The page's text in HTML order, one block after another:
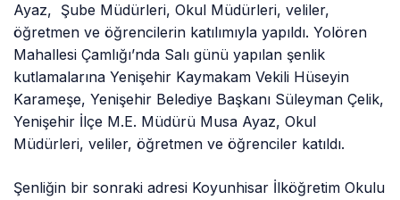
Ayaz, Şube Müdürleri, Okul Müdürleri, veliler,
öğretmen ve öğrencilerin katılımıyla yapıldı. Yolören
Mahallesi Çamlığı’nda Salı günü yapılan şenlik
kutlamalarına Yenişehir Kaymakam Vekili Hüseyin
Karameşe, Yenişehir Belediye Başkanı Süleyman Çelik,
Yenişehir İlçe M.E. Müdürü Musa Ayaz, Okul
Müdürleri, veliler, öğretmen ve öğrenciler katıldı.
Şenliğin bir sonraki adresi Koyunhisar İlköğretim Okulu